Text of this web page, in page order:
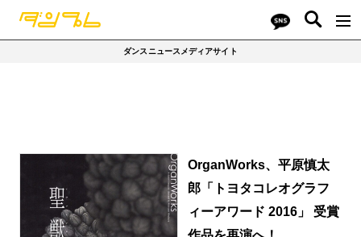
ダンスニュースメディアサイト
OrganWorks、平原慎太
郎「トヨタコレオグラフ
ィーアワード 2016」 受賞